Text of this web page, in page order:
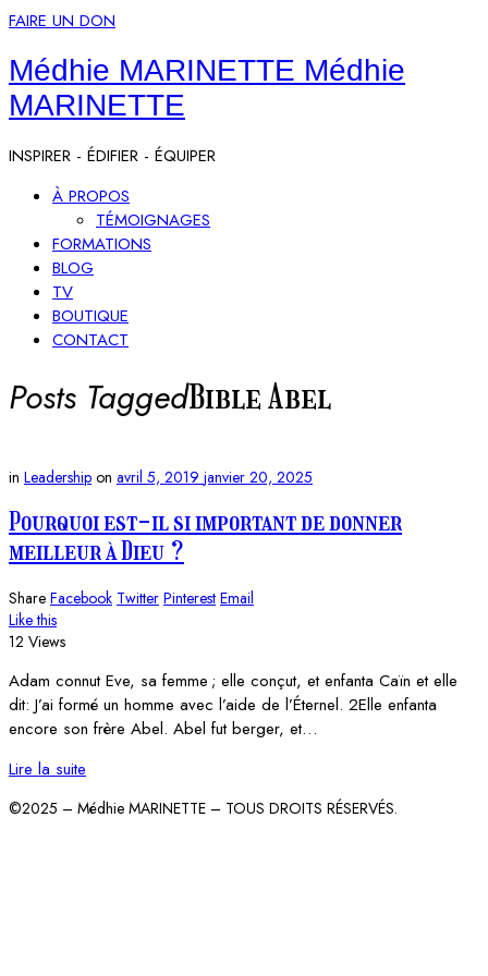
FAIRE UN DON
Médhie MARINETTE Médhie
MARINETTE
INSPIRER - ÉDIFIER - ÉQUIPER
À PROPOS
TÉMOIGNAGES
FORMATIONS
BLOG
TV
BOUTIQUE
CONTACT
Posts TaggedBible Abel
in Leadership on avril 5, 2019 janvier 20, 2025
Pourquoi est-il si important de donner
meilleur à Dieu ?
Share Facebook Twitter Pinterest Email
Like this
12 Views
Adam connut Eve, sa femme ; elle conçut, et enfanta Caïn et elle
dit: J’ai formé un homme avec l’aide de l’Éternel. 2Elle enfanta
encore son frère Abel. Abel fut berger, et…
Lire la suite
©2025 – Médhie MARINETTE – TOUS DROITS RÉSERVÉS.